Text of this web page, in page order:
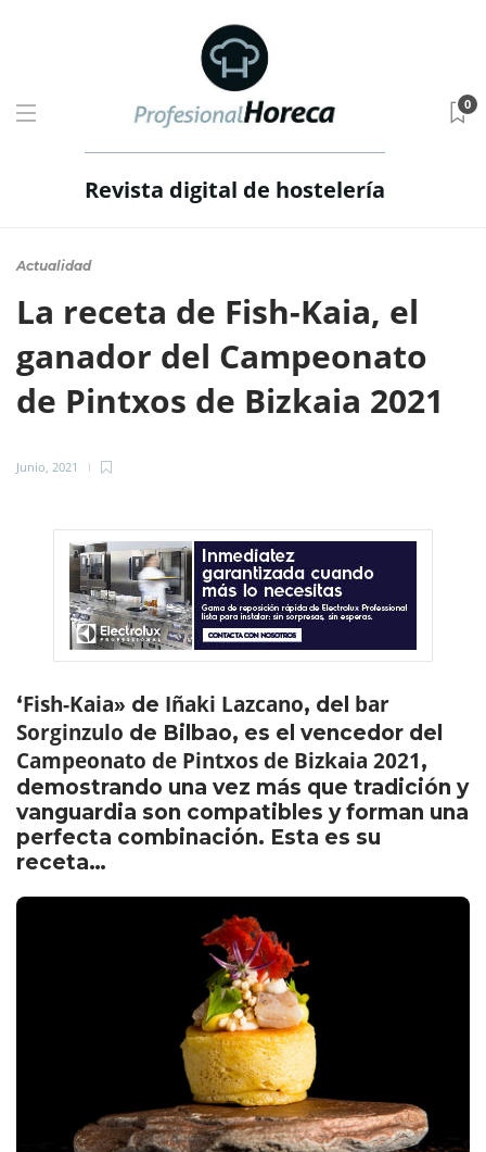
Revista digital de hostelería
0
Actualidad
La receta de Fish-Kaia, el
ganador del Campeonato
de Pintxos de Bizkaia 2021
Junio, 2021
‘Fish-Kaia» de Iñaki Lazcano, del bar
Sorginzulo de Bilbao, es el vencedor del
Campeonato de Pintxos de Bizkaia 2021,
demostrando una vez más que tradición y
vanguardia son compatibles y forman una
perfecta combinación. Esta es su
receta…